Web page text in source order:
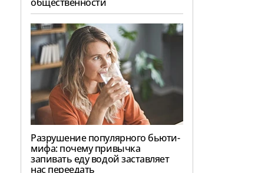
Разрушение популярного бьюти-
мифа: почему привычка
запивать еду водой заставляет
нас переедать